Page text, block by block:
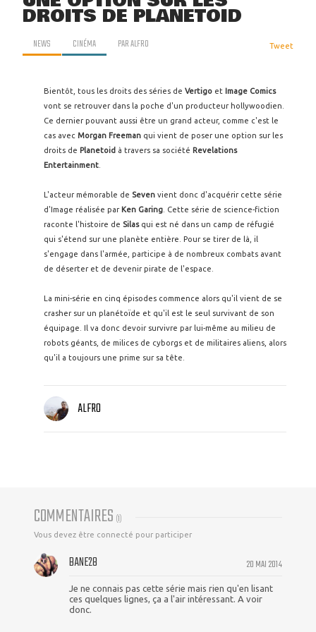
DROITS DE PLANETOID
NEWS CINÉMA PARALFRO Tweet
Bientôt, tous les droits des séries de Vertigo et Image Comics
vont se retrouver dans la poche d'un producteur hollywoodien.
Ce dernier pouvant aussi être un grand acteur, comme c'est le
cas avec Morgan Freeman qui vient de poser une option sur les
droits de Planetoid à travers sa société Revelations
Entertainment
L'acteur mémorable de Seven vient donc d'acquérir cette série
d'Image réalisée par Ken Garing . Cette série de science-fiction
raconte l'histoire de Silasqui est né dans un camp de réfugié
qui s'étend sur une planète entière. Pour se tirer de là, il
s'engage dans l'armée, participe à de nombreux combats avant
de déserter et de devenir pirate de l'espace.
La mini-série en cinq épisodes commence alors qu'il vient de se
crasher sur un planétoïde et qu'il est le seul survivant de son
équipage. Il va donc devoir survivre par lui-même au milieu de
robots géants, de milices de cyborgs et de militaires aliens, alors
qu'il a toujours une prime sur sa tête.
ALFRO
COMMENTAIRES (1)
Vous devez être connecté pour participer
20 MAI 2014
BANE28
Je ne connais pas cette série mais rien qu'en lisant
ces quelques lignes, ça a l'air intéressant. A voir
donc.